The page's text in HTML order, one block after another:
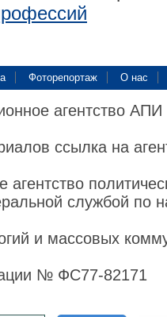
Фоторепортаж О нас
агентство
ссылка на
агентство
службой по
и массовых
№ ФС77-82171